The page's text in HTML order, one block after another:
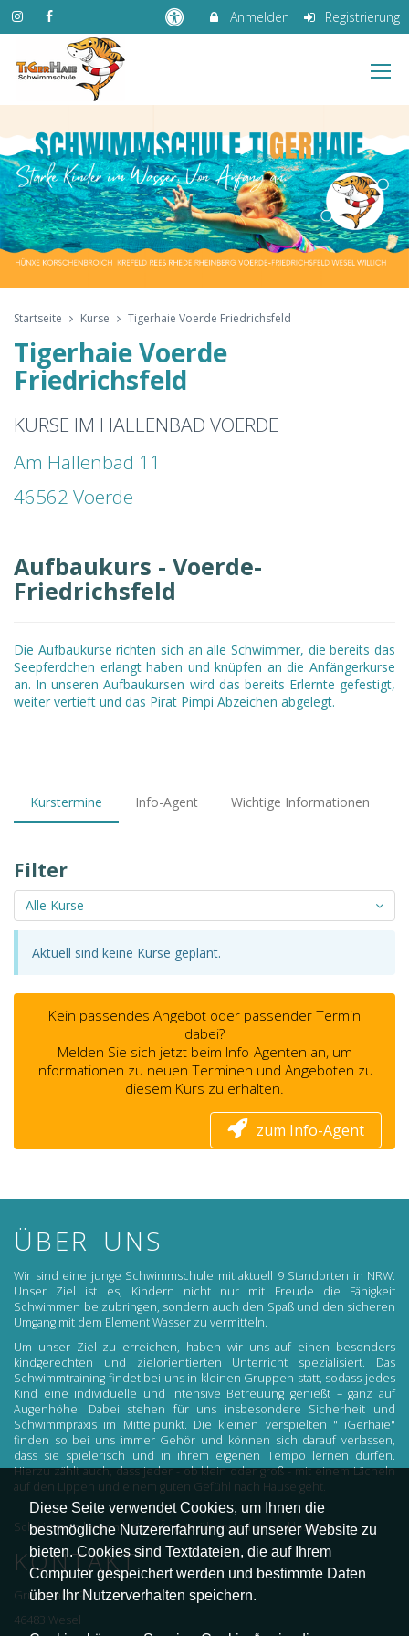
Diese Seite verwendet Cookies, um Ihnen die
bestmögliche Nutzererfahrung auf unserer Website zu
bieten. Cookies sind Textdateien, die auf Ihrem
Computer gespeichert werden und bestimmte Daten
über Ihr Nutzerverhalten speichern.
Anmelden Registrierung
Startseite Kurse Tigerhaie Voerde Friedrichsfeld
Tigerhaie Voerde
Friedrichsfeld
KURSE IM HALLENBAD VOERDE
Am Hallenbad 11
46562 Voerde
Aufbaukurs - Voerde-
Friedrichsfeld
Die Aufbaukurse richten sich an alle Schwimmer, die bereits das
Seepferdchen erlangt haben und knüpfen an die Anfängerkurse
an. In unseren Aufbaukursen wird das bereits Erlernte gefestigt,
weiter vertieft und das Pirat Pimpi Abzeichen abgelegt.
Kurstermine Info-Agent Wichtige Informationen
Filter
Alle Kurse
Aktuell sind keine Kurse geplant.
Kein passendes Angebot oder passender Termin
dabei?
Melden Sie sich jetzt beim Info-Agenten an, um
Informationen zu neuen Terminen und Angeboten zu
diesem Kurs zu erhalten.
zum Info-Agent
ÜBER UNS
Wir sind eine junge Schwimmschule mit aktuell 9 Standorten in NRW.
Unser Ziel ist es, Kindern nicht nur mit Freude die Fähigkeit
Schwimmen beizubringen, sondern auch den Spaß und den sicheren
Umgang mit dem Element Wasser zu vermitteln.
Um unser Ziel zu erreichen, haben wir uns auf einen besonders
kindgerechten und zielorientierten Unterricht spezialisiert. Das
Schwimmtraining findet bei uns in kleinen Gruppen statt, sodass jedes
Kind eine individuelle und intensive Betreuung genießt – ganz auf
Augenhöhe. Dabei stehen für uns insbesondere Sicherheit und
Schwimmpraxis im Mittelpunkt. Die kleinen verspielten "TiGerhaie"
finden so bei uns immer Gehör und können sich darauf verlassen,
dass sie spielerisch und in ihrem eigenen Tempo lernen dürfen.
Hierzu zählt auch, dass jeder - ob klein oder groß - mit einem Lächeln
auf den Lippen und einem guten Gefühl nach Hause geht.
Schwimmen lernen heisst: Ängste überwinden und loslassen!
KONTAKT
Grünstraße 97
46483 Wesel